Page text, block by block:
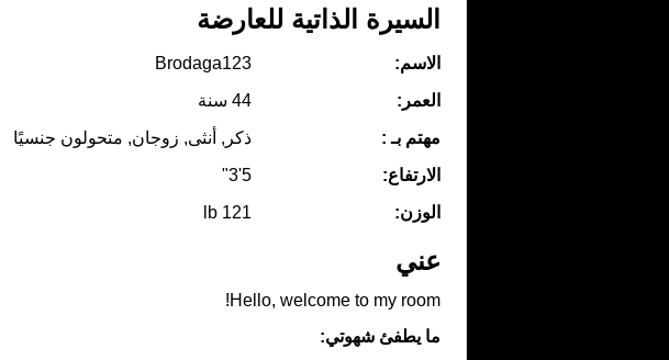
السيرة الذاتية للعارضة
الاسم:
Brodaga123
العمر:
44 سنة
مهتم بـ :
ذكر, أنثى, زوجان, متحولون جنسيًا
الارتفاع:
5'3"
الوزن:
121 lb
عني
Hello, welcome to my room!
ما يطفئ شهوتي: